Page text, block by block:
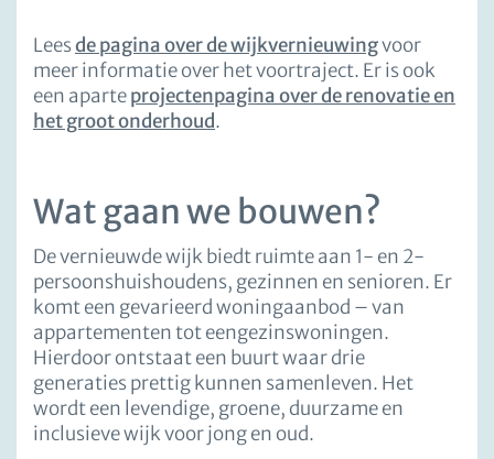
Leesde pagina over de wijkvernieuwingvoor
meer informatie over het voortraject. Er is ook
een aparteprojectenpagina over de renovatie en
het groot onderhoud.
Wat gaan we bouwen?
De vernieuwde wijk biedt ruimte aan 1- en 2-
persoonshuishoudens, gezinnen en senioren. Er
komt een gevarieerd woningaanbod – van
appartementen tot eengezinswoningen.
Hierdoor ontstaat een buurt waar drie
generaties prettig kunnen samenleven. Het
wordt een levendige, groene, duurzame en
inclusieve wijk voor jong en oud.